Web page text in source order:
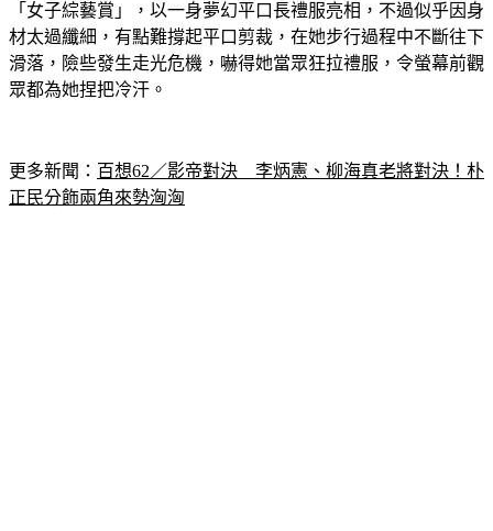
材太過纖細，有點難撐起平口剪裁，在她步行過程中不斷往下
滑落，險些發生走光危機，嚇得她當眾狂拉禮服，令螢幕前觀
眾都為她捏把冷汗。
正民分飾兩角來勢洶洶